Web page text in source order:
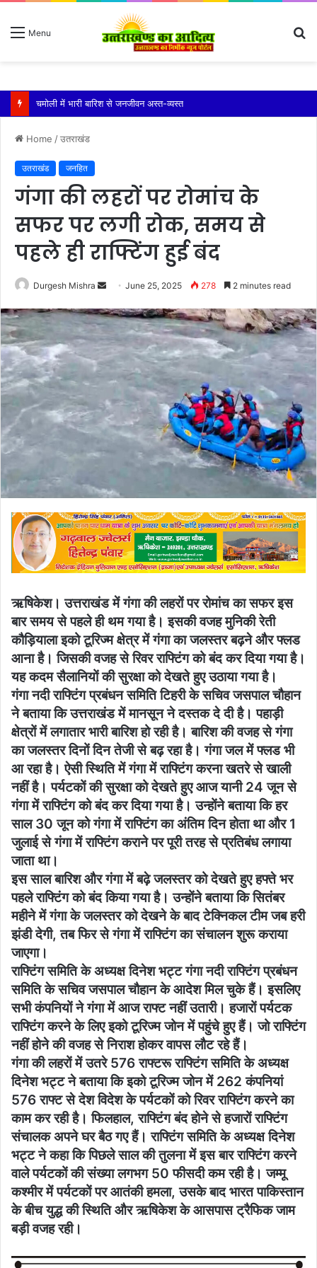
Menu
रुद्रप्रयाग के तिमली-बड़मा मोटर मार्ग पर भरभराकर ढही पहाड़ी
Home /उतराखंड
उतराखंड जनहित
गंगा की लहरों पर रोमांच के
सफर पर लगी रोक, समय से
पहले ही राफ्टिंग हुई बंद
Durgesh Mishra
Send
email
June 25, 2025 278 2 minutes read
ऋषिकेश। उत्तराखंड में गंगा की लहरों पर रोमांच का सफर इस
बार समय से पहले ही थम गया है। इसकी वजह मुनिकी रेती
कौड़ियाला इको टूरिज्म क्षेत्र में गंगा का जलस्तर बढ़ने और फ्लड
आना है। जिसकी वजह से रिवर राफ्टिंग को बंद कर दिया गया है।
यह कदम सैलानियों की सुरक्षा को देखते हुए उठाया गया है।
गंगा नदी राफ्टिंग प्रबंधन समिति टिहरी के सचिव जसपाल चौहान
ने बताया कि उत्तराखंड में मानसून ने दस्तक दे दी है। पहाड़ी
क्षेत्रों में लगातार भारी बारिश हो रही है। बारिश की वजह से गंगा
का जलस्तर दिनों दिन तेजी से बढ़ रहा है। गंगा जल में फ्लड भी
आ रहा है। ऐसी स्थिति में गंगा में राफ्टिंग करना खतरे से खाली
नहीं है। पर्यटकों की सुरक्षा को देखते हुए आज यानी 24 जून से
गंगा में राफ्टिंग को बंद कर दिया गया है। उन्होंने बताया कि हर
साल 30 जून को गंगा में राफ्टिंग का अंतिम दिन होता था और 1
जुलाई से गंगा में राफ्टिंग कराने पर पूरी तरह से प्रतिबंध लगाया
जाता था।
इस साल बारिश और गंगा में बढ़े जलस्तर को देखते हुए हफ्ते भर
पहले राफ्टिंग को बंद किया गया है। उन्होंने बताया कि सितंबर
महीने में गंगा के जलस्तर को देखने के बाद टेक्निकल टीम जब हरी
झंडी देगी, तब फिर से गंगा में राफ्टिंग का संचालन शुरू कराया
जाएगा।
राफ्टिंग समिति के अध्यक्ष दिनेश भट्ट गंगा नदी राफ्टिंग प्रबंधन
समिति के सचिव जसपाल चौहान के आदेश मिल चुके हैं। इसलिए
सभी कंपनियों ने गंगा में आज राफ्ट नहीं उतारी। हजारों पर्यटक
राफ्टिंग करने के लिए इको टूरिज्म जोन में पहुंचे हुए हैं। जो राफ्टिंग
नहीं होने की वजह से निराश होकर वापस लौट रहे हैं।
गंगा की लहरों में उतरे 576 राफ्टरू राफ्टिंग समिति के अध्यक्ष
दिनेश भट्ट ने बताया कि इको टूरिज्म जोन में 262 कंपनियां
576 राफ्ट से देश विदेश के पर्यटकों को रिवर राफ्टिंग करने का
काम कर रही है। फिलहाल, राफ्टिंग बंद होने से हजारों राफ्टिंग
संचालक अपने घर बैठ गए हैं। राफ्टिंग समिति के अध्यक्ष दिनेश
भट्ट ने कहा कि पिछले साल की तुलना में इस बार राफ्टिंग करने
वाले पर्यटकों की संख्या लगभग 50 फीसदी कम रही है। जम्मू
कश्मीर में पर्यटकों पर आतंकी हमला, उसके बाद भारत पाकिस्तान
के बीच युद्ध की स्थिति और ऋषिकेश के आसपास ट्रैफिक जाम
बड़ी वजह रही।